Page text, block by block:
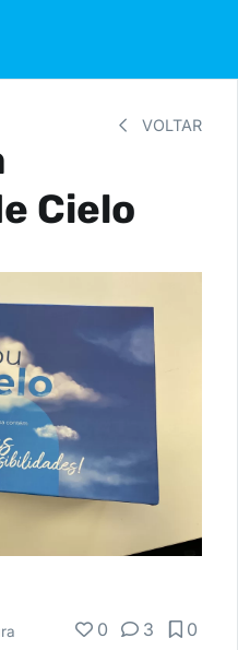
VOLTAR
Cielo
0 3 0